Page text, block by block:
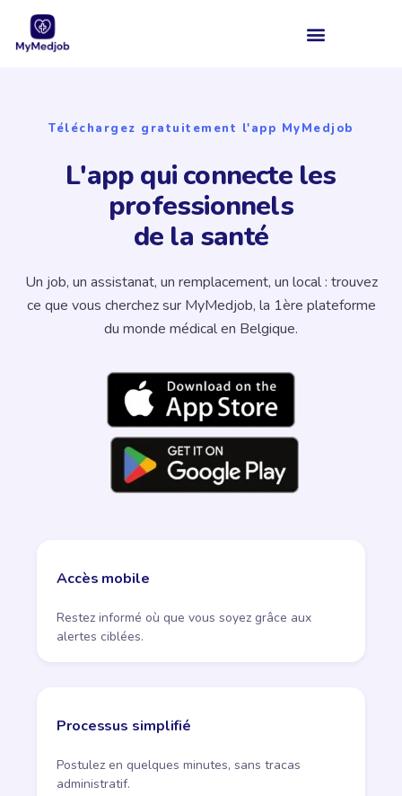
Téléchargez gratuitement l'app MyMedjob
L'app qui connecte les
professionnels
de la santé
Un job, un assistanat, un remplacement, un local : trouvez
ce que vous cherchez sur MyMedjob, la 1ère plateforme
du monde médical en Belgique.
Accès mobile
Restez informé où que vous soyez grâce aux
alertes ciblées.
Processus simplifié
Postulez en quelques minutes, sans tracas
administratif.